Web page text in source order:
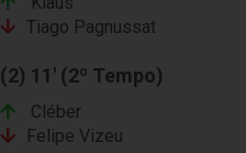
Tiago Pagnussat
(2) 11' (2º Tempo)
Cléber
Felipe Vizeu